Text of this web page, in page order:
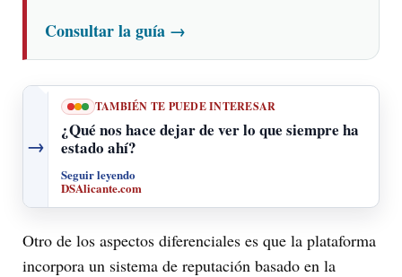
Consultar la guía →
→
TAMBIÉN TE PUEDE INTERESAR
¿Qué nos hace dejar de ver lo que siempre ha
estado ahí?
Seguir leyendo
DSAlicante.com
Otro de los aspectos diferenciales es que la plataforma
incorpora un sistema de reputación basado en la